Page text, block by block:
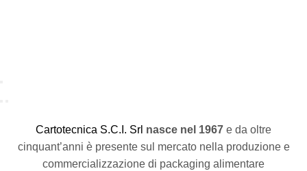
Cartotecnica S.C.I. Srl nasce nel 1967 e da oltre
cinquant’anni è presente sul mercato nella produzione e
commercializzazione di packaging alimentare